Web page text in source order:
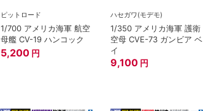
ピットロード
1/700 アメリカ海軍 航空
母艦 CV-19 ハンコック
5,200 円
ハセガワ(モデモ)
1/350 アメリカ海軍 護衛
空母 CVE-73 ガンビア ベ
イ
9,100 円